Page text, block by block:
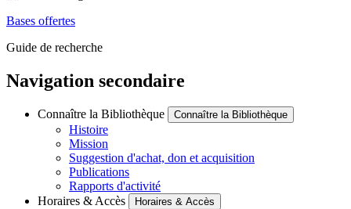
Bases offertes
Guide de recherche
Navigation secondaire
Connaître la Bibliothèque Connaître la Bibliothèque
Histoire
Mission
Suggestion d'achat, don et acquisition
Publications
Rapports d'activité
Horaires & Accès
Horaires & Accès